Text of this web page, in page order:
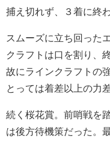
捕え切れず、３着に終
スムーズに立ち回った
クラフトは口を割り、
故にラインクラフトの
とっては着差以上の力
続く桜花賞。前哨戦を
は後方待機策だった。